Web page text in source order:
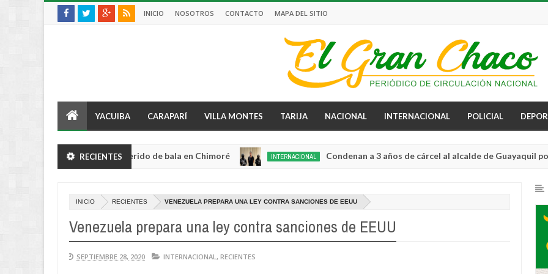
INICIO NOSOTROS CONTACTO MAPA DEL SITIO
YACUIBA CARAPARÍ VILLA MONTES TARIJA NACIONAL INTERNACIONAL POLICIAL
RECIENTES
robo y queda herido de bala en Chimoré INTERNACIONAL Condenan a 3 años de cárcel al alcalde de Guayaquil por no
INICIO RECIENTES VENEZUELA PREPARA UNA LEY CONTRA SANCIONES DE EEUU
Venezuela prepara una ley contra sanciones de EEUU
SEPTIEMBRE 28, 2020 INTERNACIONAL , RECIENTES